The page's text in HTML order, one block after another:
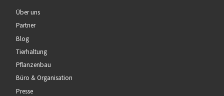
Über uns
Partner
Blog
Tierhaltung
Pflanzenbau
Büro & Organisation
Presse